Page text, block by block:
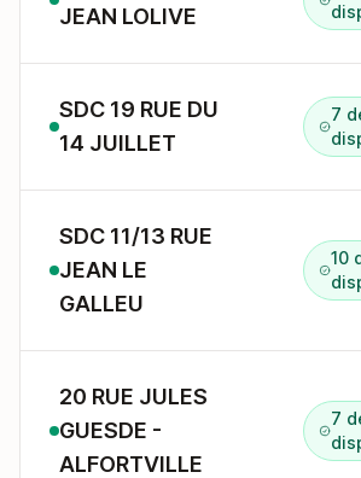
JEAN LOLIVE
SDC 19 RUE DU
14 JUILLET
7
SDC 11/13 RUE
JEAN LE
GALLEU
10
20 RUE JULES
GUESDE -
ALFORTVILLE
7